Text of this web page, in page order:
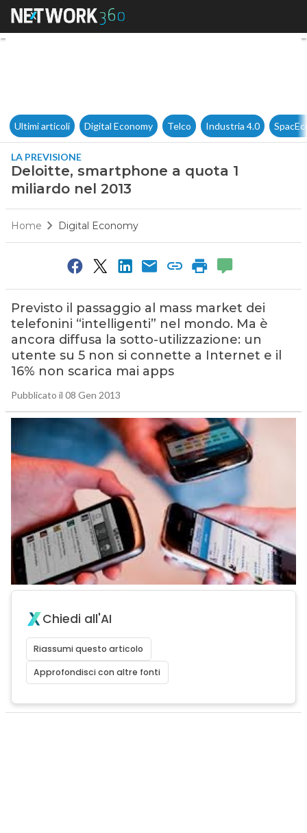
Deloitte, smartphone a quota
Ultimi articoli Digital Economy Telco Industria 4.0
LA PREVISIONE
Deloitte, smartphone a quota 1
miliardo nel 2013
Home Digital Economy
Previsto il passaggio al mass market dei
telefonini “intelligenti” nel mondo. Ma è
ancora diffusa la sotto-utilizzazione: un
utente su 5 non si connette a Internet e il
16% non scarica mai apps
Pubblicato il 08 Gen 2013
Chiedi all'AI
Riassumi questo articolo
Approfondisci con altre fonti